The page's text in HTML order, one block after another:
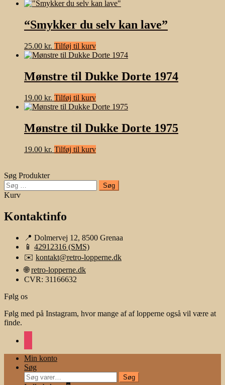
“Smykker du selv kan lave”
25.00 kr. Tilføj til kurv
Mønstre til Dukke Dorte 1974
19.00 kr. Tilføj til kurv
Mønstre til Dukke Dorte 1975
19.00 kr. Tilføj til kurv
Søg Produkter
Søg
efter:
Kurv
Kontaktinfo
📍 Dolmervej 12, 8500 Grenaa
📱 42912316 (SMS)
✉️ kontakt@retro-lopperne.dk
🌐retro-lopperne.dk
CVR: 31166632
Følg os
Følg med på Instagram, hvor mange af af lopperne også vil være at
finde.
Min konto
Søg
Søg
Søg